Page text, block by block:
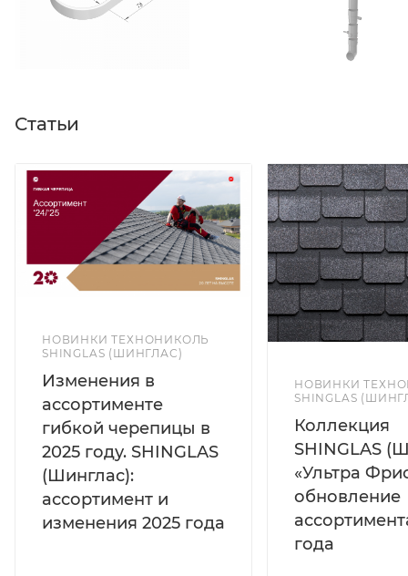
Статьи
НОВИНКИ ТЕХНОНИКОЛЬ
SHINGLAS (ШИНГЛАС)
Изменения в
ассортименте
гибкой черепицы в
2025 году. SHINGLAS
(Шинглас):
ассортимент и
изменения 2025 года
НОВИНКИ
SHINGLAS
Коллекция
SHINGLAS
«Ультра
обновление
года